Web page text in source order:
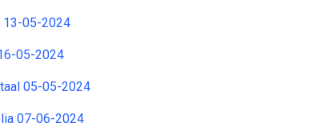
13-05-2024
05-2024
05-05-2024
07-06-2024